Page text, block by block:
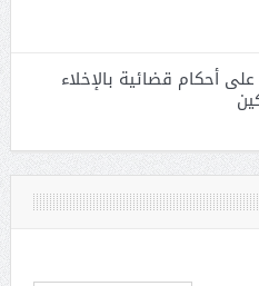
أحكام قضائية بالإخلاء